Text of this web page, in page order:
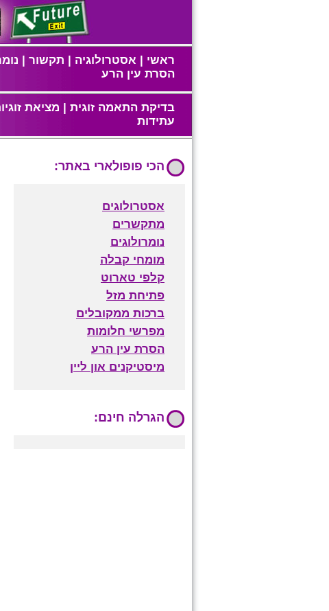
ראשי | אסטרולוגיה | תקשור |
הסרת עין הרע
בדיקת התאמה זוגית | מציאת
עתידות
הכי פופולארי באתר:
אסטרולוגים
מתקשרים
נומרולוגים
מומחי קבלה
קלפי טארוט
פתיחת מזל
ברכות ממקובלים
מפרשי חלומות
הסרת עין הרע
מיסטיקנים און ליין
הגרלה חינם: